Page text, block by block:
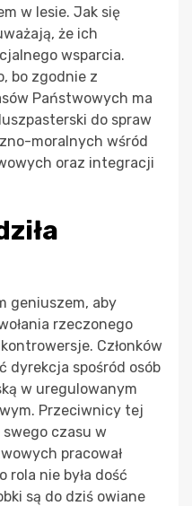
w lesie. Jak się
że ich
wsparcia.
bo zgodnie z
Państwowych ma
do spraw
moralnych wśród
oraz integracji
geniuszem, aby
rzeczonego
Członków
dyrekcja spośród osób
w uregulowanym
Przeciwnicy tej
czasu w
pracował
rola nie była dość
są do dziś owiane